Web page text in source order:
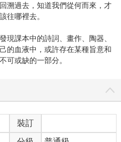
溯過去，知道我們從何而來，才
往哪裡去。
現課本中的詩詞、畫作、陶器、
的血液中，或許存在某種旨意和
可或缺的一部分。
裝訂